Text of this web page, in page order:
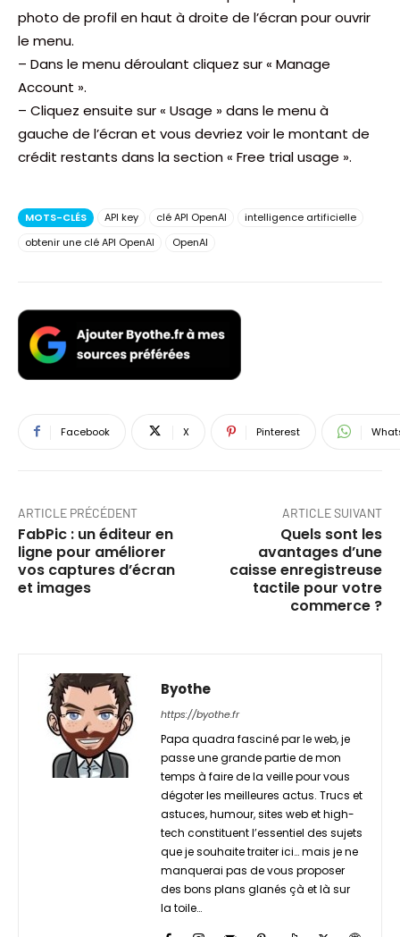
photo de profil en haut à droite de l’écran pour ouvrir
le menu.
– Dans le menu déroulant cliquez sur « Manage
Account ».
– Cliquez ensuite sur « Usage » dans le menu à
gauche de l’écran et vous devriez voir le montant de
crédit restants dans la section « Free trial usage ».
MOTS-CLÉS API key clé API OpenAI
intelligence artificielle
obtenir une clé API OpenAI
OpenAI
Facebook X Pinterest
ARTICLE PRÉCÉDENT
FabPic : un éditeur en
ligne pour améliorer
vos captures d’écran
et images
ARTICLE SUIVANT
Quels sont les
avantages d’une
caisse enregistreuse
tactile pour votre
commerce ?
Byothe
https://byothe.fr
Papa quadra fasciné par le web, je
passe une grande partie de mon
temps à faire de la veille pour vous
dégoter les meilleures actus. Trucs et
astuces, humour, sites web et high-
tech constituent l’essentiel des sujets
que je souhaite traiter ici… mais je ne
manquerai pas de vous proposer
des bons plans glanés çà et là sur
la toile…